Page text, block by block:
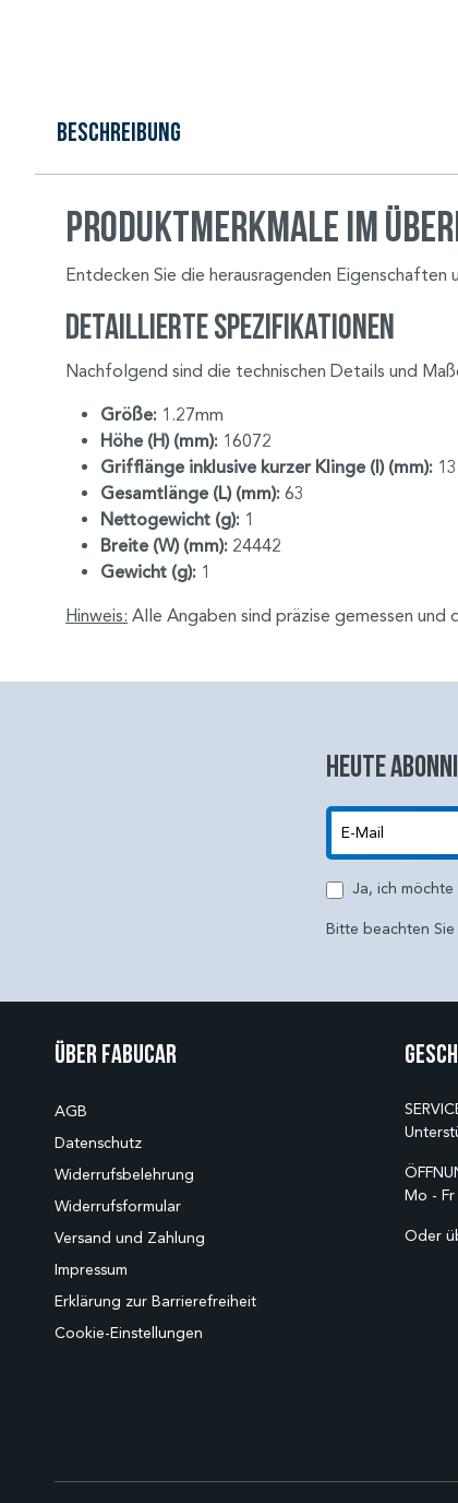
Beschreibung
Produktmerkmale im
Entdecken Sie die herausragenden
Detaillierte Spezifikationen
Nachfolgend sind die technischen Details und
Größe: 1.27mm
Höhe (H) (mm): 16072
Grifflänge inklusive kurzer Klinge (I) (mm): 13
Gesamtlänge (L) (mm): 63
Nettogewicht (g): 1
Breite (W) (mm): 24442
Gewicht (g): 1
Hinweis: Alle Angaben sind präzise gemessen und
Heute
Ja, ich
Bitte beachten Sie
Über Fabucar
AGB
Datenschutz
Widerrufsbelehrung
Widerrufsformular
Versand und Zahlung
Impressum
Erklärung zur Barrierefreiheit
Cookie-Einstellungen
Mo - Fr
Oder